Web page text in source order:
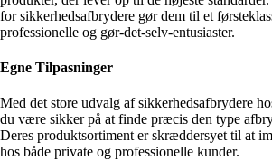
for sikkerhedsafbrydere gør dem til et
professionelle og gør-det-selv-entusiaster.
Egne Tilpasninger
Med det store udvalg af sikkerhedsafbrydere
du være sikker på at finde præcis den type
Deres produktsortiment er skræddersyet til at
hos både private og professionelle kunder.